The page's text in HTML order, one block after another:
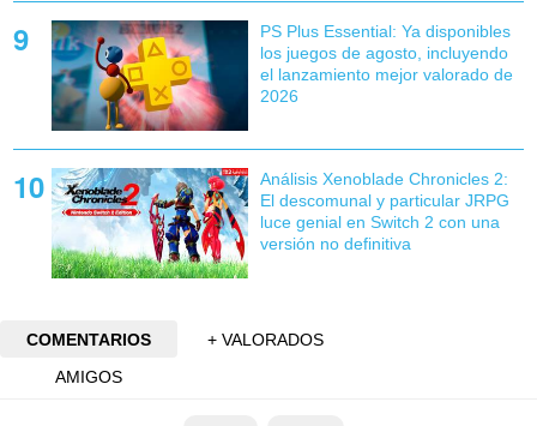
PS Plus Essential: Ya disponibles
los juegos de agosto, incluyendo
el lanzamiento mejor valorado de
2026
Análisis Xenoblade Chronicles 2:
El descomunal y particular JRPG
luce genial en Switch 2 con una
versión no definitiva
COMENTARIOS
+ VALORADOS
AMIGOS